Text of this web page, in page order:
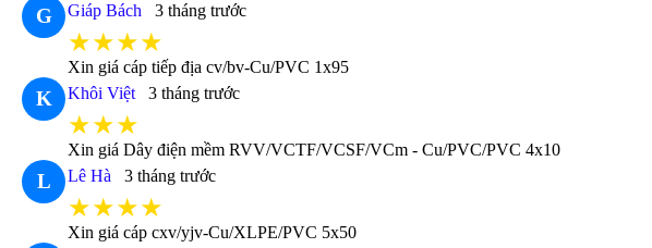
G Giáp Bách 3 tháng trước
★★★★
Xin giá cáp tiếp địa cv/bv-Cu/PVC 1x95
K Khôi Việt 3 tháng trước
★★★
Xin giá Dây điện mềm RVV/VCTF/VCSF/VCm - Cu/PVC/PVC 4x10
L Lê Hà 3 tháng trước
★★★★
Xin giá cáp cxv/yjv-Cu/XLPE/PVC 5x50